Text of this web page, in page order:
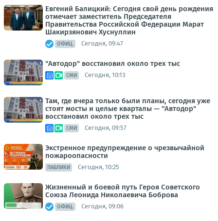
Евгений Балицкий: Сегодня свой день рождения
отмечает заместитель Председателя
Правительства Российской Федерации Марат
Шакирзянович Хуснуллин
ОФИЦ. Сегодня, 09:47
"Автодор" восстановил около трех тыс
СМИ Сегодня, 10:13
Там, где вчера только были планы, сегодня уже
стоят мосты и целые кварталы — "Автодор"
восстановил около трех тыс
СМИ Сегодня, 09:57
Экстренное предупреждение о чрезвычайной
пожароопасности
ПАБЛИКИ Сегодня, 10:25
Жизненный и боевой путь Героя Советского
Союза Леонида Николаевича Боброва
ОФИЦ. Сегодня, 09:06